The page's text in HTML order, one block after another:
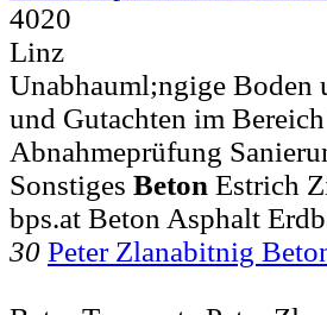
4020
Linz
Unabhauml;ngige Boden
und Gutachten im
Abnahmeprüfung
Sonstiges Beton Estrich
bps.at Beton Asphalt
30 Peter Zlanabitnig